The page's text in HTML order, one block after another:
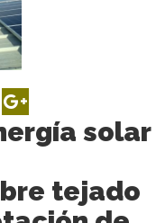
solar
tejado